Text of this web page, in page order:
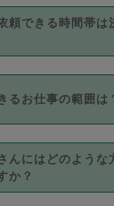
ード・プリペイ
WALLETなど）
現金払いも対応
カジさんの交通
と合わせてお支
利用回数は設け
数を超えたキャ
定期の場合は３
償（1200円、隔
のキャンセルが
頼料金とは別途
求と合わせてお
費の金額は「依
頼できる時間帯は
種類あります。
です。
時～１２時
３時～１６時
時～２１時
るお仕事の範囲は
収納、洗濯、買
す。タスカジさ
範囲が異なりま
んにはどのような
か？